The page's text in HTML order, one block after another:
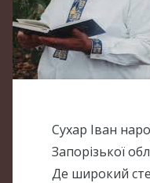
Сухар Іван
Запорізької
Де широкий